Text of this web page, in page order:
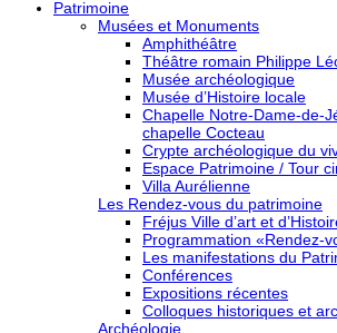
Patrimoine
Musées et Monuments
Amphithéâtre
Théâtre romain Philippe
Musée archéologique
Musée d’Histoire locale
Chapelle Notre-Dame-de-
chapelle Cocteau
Crypte archéologique du
Espace Patrimoine / Tour
Villa Aurélienne
Les Rendez-vous du patrimoine
Fréjus Ville d’art et
Programmation «Rendez-
Les manifestations du
Conférences
Expositions récentes
Colloques historiques et
Archéologie